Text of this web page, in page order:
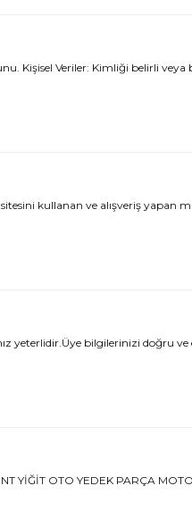
Kişisel Veriler: Kimliği belirli
kullanan ve alışveriş yapan
bilgilerinizi doğru ve
OTO YEDEK PARÇA